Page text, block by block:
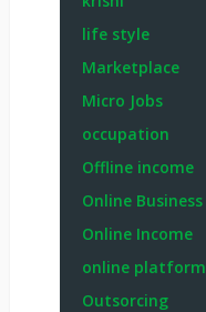
life style
Marketplace
Micro Jobs
occupation
Offline income
Online Business
Online Income
online platform
Outsorcing